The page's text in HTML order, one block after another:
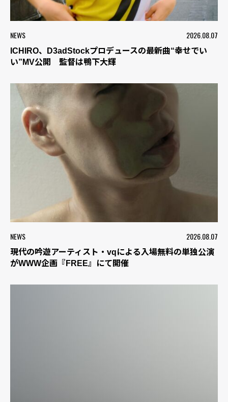
NEWS 2026.08.07
ICHIRO、D3adStockプロデュースの最新曲“幸せでい
い”MV公開 監督は鴨下大輝
NEWS 2026.08.07
現代の吟遊アーティスト・vqによる入場無料の単独公演
がWWW企画『FREE』にて開催